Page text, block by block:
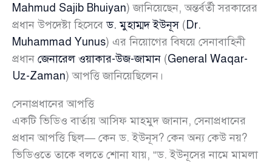
Mahmud Sajib Bhuiyan) জানিয়েছেন, অন্তর্বর্তী সরকারের
প্রধান উপদেষ্টা হিসেবেড. মুহাম্মদ ইউনূস(Dr.
Muhammad Yunus) এর নিয়োগের বিষয়ে সেনাবাহিনী
প্রধান জেনারেল ওয়াকার-উজ-জামান (General Waqar-
Uz-Zaman) আপত্তি জানিয়েছিলেন।
সেনাপ্রধানের আপত্তি
একটি ভিডিও বার্তায় আসিফ মাহমুদ জানান, সেনাপ্রধানের
প্রধান আপত্তি ছিল— কেন ড. ইউনূস? কেন অন্য কেউ নয়?
ভিডিওতে তাকে বলতে শোনা যায়, “ড. ইউনূসের নামে মামলা